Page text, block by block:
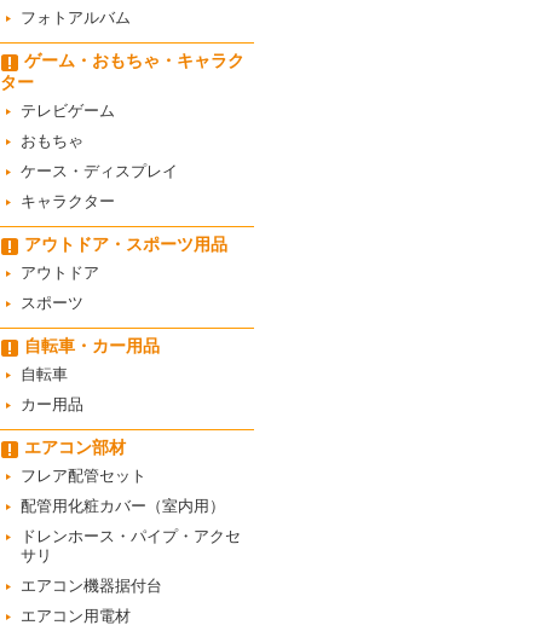
フォトアルバム
ゲーム・おもちゃ・キャラク
ター
テレビゲーム
おもちゃ
ケース・ディスプレイ
キャラクター
アウトドア・スポーツ用品
アウトドア
スポーツ
自転車・カー用品
自転車
カー用品
エアコン部材
フレア配管セット
配管用化粧カバー（室内用）
ドレンホース・パイプ・アクセ
サリ
エアコン機器据付台
エアコン用電材